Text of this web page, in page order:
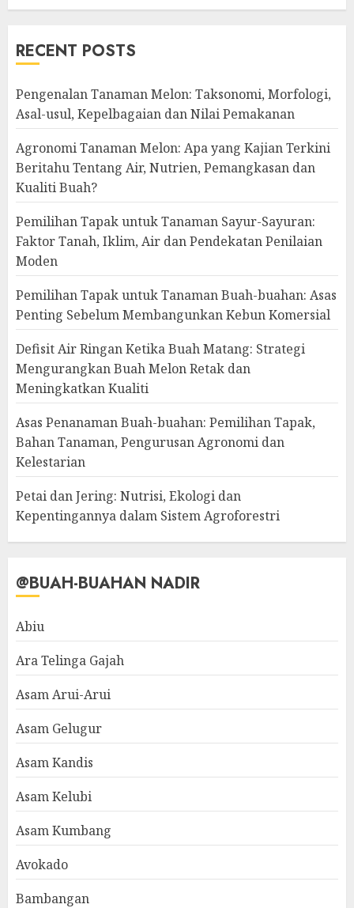
RECENT POSTS
Pengenalan Tanaman Melon: Taksonomi, Morfologi,
Asal-usul, Kepelbagaian dan Nilai Pemakanan
Agronomi Tanaman Melon: Apa yang Kajian Terkini
Beritahu Tentang Air, Nutrien, Pemangkasan dan
Kualiti Buah?
Pemilihan Tapak untuk Tanaman Sayur-Sayuran:
Faktor Tanah, Iklim, Air dan Pendekatan Penilaian
Moden
Pemilihan Tapak untuk Tanaman Buah-buahan: Asas
Penting Sebelum Membangunkan Kebun Komersial
Defisit Air Ringan Ketika Buah Matang: Strategi
Mengurangkan Buah Melon Retak dan
Meningkatkan Kualiti
Asas Penanaman Buah-buahan: Pemilihan Tapak,
Bahan Tanaman, Pengurusan Agronomi dan
Kelestarian
Petai dan Jering: Nutrisi, Ekologi dan
Kepentingannya dalam Sistem Agroforestri
@BUAH-BUAHAN NADIR
Abiu
Ara Telinga Gajah
Asam Arui-Arui
Asam Gelugur
Asam Kandis
Asam Kelubi
Asam Kumbang
Avokado
Bambangan